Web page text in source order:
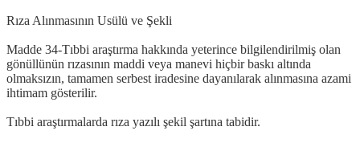
Rıza Alınmasının Usülü ve Şekli
Madde 34-Tıbbi araştırma hakkında yeterince bilgilendirilmiş olan
gönüllünün rızasının maddi veya manevi hiçbir baskı altında
olmaksızın, tamamen serbest iradesine dayanılarak alınmasına azami
ihtimam gösterilir.
Tıbbi araştırmalarda rıza yazılı şekil şartına tabidir.